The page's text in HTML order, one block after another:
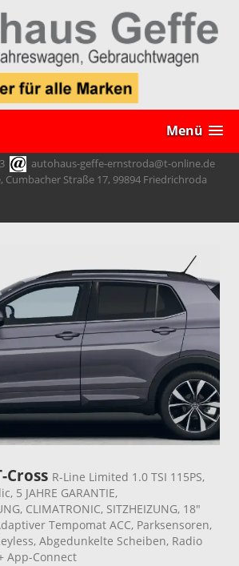
Menü
autohaus-geffe-ernstroda@t-online.de
Cumbacher Straße 17, 99894 Friedrichroda
Cross R-Line Limited 1.0 TSI 115PS,
5 JAHRE GARANTIE,
CLIMATRONIC, SITZHEIZUNG, 18"
Tempomat ACC, Parksensoren,
Abgedunkelte Scheiben, Radio
App-Connect